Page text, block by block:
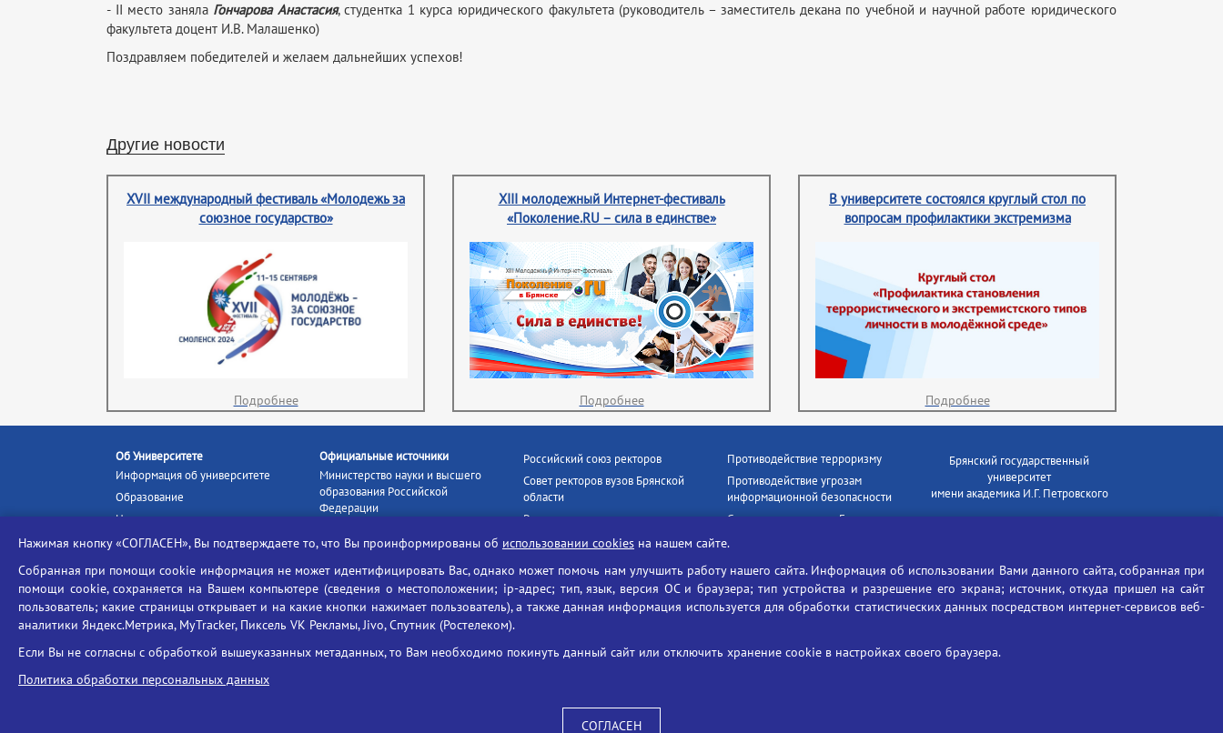
- II место заняла Гончарова Анастасия, студентка 1 курса юридического факультета (руководитель – заместитель декана по учебной и научной работе юридического
факультета доцент И.В. Малашенко)
Поздравляем победителей и желаем дальнейших успехов!
Другие новости
XVII международный фестиваль «Молодежь за
союзное государство»
Подробнее
XIII молодежный Интернет-фестиваль
«Поколение.RU – сила в единстве»
Подробнее
В университете состоялся круглый стол по
вопросам профилактики экстремизма
Подробнее
Об Университете
Информация об университете
Образование
Наука и инновации
Абитуриенту
Ассоциация выпускников
Центр тестирования
иностранных граждан
Конкурс на замещение
должностей научно-
педагогических работников
Официальные источники
Министерство науки и высшего
образования Российской
Федерации
Портал «Российское
образование»
Единое окно информационных
ресурсов
Единая коллекция цифровых
образовательных ресурсов
Российский союз ректоров
Совет ректоров вузов Брянской
области
Росстудцентр
Наши партнёры
Портал «Русский язык»
Учительская газета
Единый портал государственных
Противодействие терроризму
Противодействие угрозам
информационной безопасности
Социальные ролики - Генеральная
БГУ против наркотиков
Брянский государственный
университет
имени академика И.Г. Петровского
Телефон: +7(4832)58-90-85
Нажимая кнопку «СОГЛАСЕН», Вы подтверждаете то, что Вы проинформированы об использовании cookies на нашем сайте.
Собранная при помощи cookie информация не может идентифицировать Вас, однако может помочь нам улучшить работу нашего сайта. Информация об использовании Вами данного сайта, собранная при
помощи cookie, сохраняется на Вашем компьютере (сведения о местоположении; ip-адрес; тип, язык, версия ОС и браузера; тип устройства и разрешение его экрана; источник, откуда пришел на сайт
пользователь; какие страницы открывает и на какие кнопки нажимает пользователь), а также данная информация используется для обработки статистических данных посредством интернет-сервисов веб-
аналитики Яндекс.Метрика, MyTracker, Пиксель VK Рекламы, Jivo, Спутник (Ростелеком).
Если Вы не согласны с обработкой вышеуказанных метаданных, то Вам необходимо покинуть данный сайт или отключить хранение cookie в настройках своего браузера.
Политика обработки персональных данных
СОГЛАСЕН